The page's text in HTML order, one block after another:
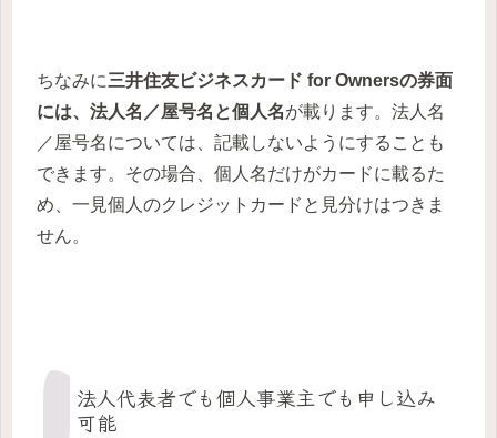
ちなみに三井住友ビジネスカード for Ownersの券面
には、法人名／屋号名と個人名が載ります。法人名
／屋号名については、記載しないようにすることも
できます。その場合、個人名だけがカードに載るた
め、一見個人のクレジットカードと見分けはつきま
せん。
法人代表者でも個人事業主でも申し込み
可能